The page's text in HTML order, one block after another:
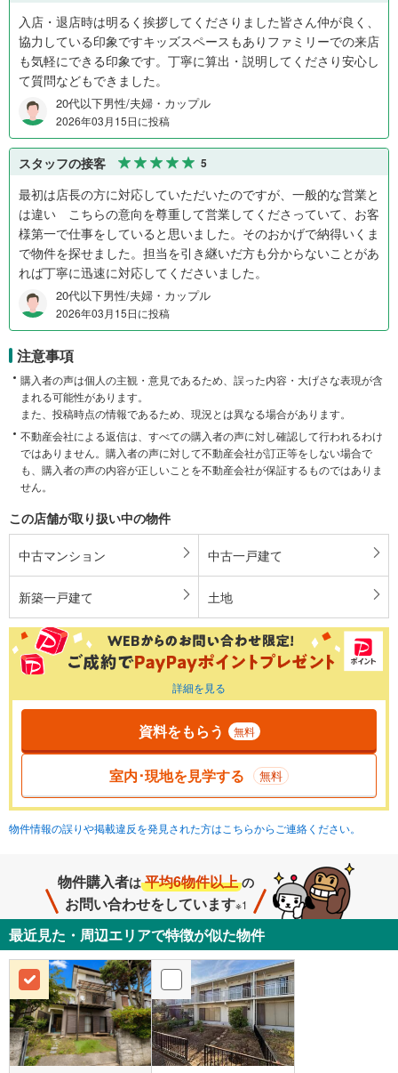
入店・退店時は明るく挨拶してくださりました皆さん仲が良く、
協力している印象ですキッズスペースもありファミリーでの来店
も気軽にできる印象です。丁寧に算出・説明してくださり安心し
て質問などもできました。
20代以下男性/夫婦・カップル
2026年03月15日に投稿
スタッフの接客 5
最初は店長の方に対応していただいたのですが、一般的な営業と
は違い こちらの意向を尊重して営業してくださっていて、お客
様第一で仕事をしていると思いました。そのおかげで納得いくま
で物件を探せました。担当を引き継いだ方も分からないことがあ
れば丁寧に迅速に対応してくださいました。
20代以下男性/夫婦・カップル
2026年03月15日に投稿
注意事項
購入者の声は個人の主観・意見であるため、誤った内容・大げさな表現が含
まれる可能性があります。
また、投稿時点の情報であるため、現況とは異なる場合があります。
不動産会社による返信は、すべての購入者の声に対し確認して行われるわけ
ではありません。購入者の声に対して不動産会社が訂正等をしない場合で
も、購入者の声の内容が正しいことを不動産会社が保証するものではありま
せん。
この店舗が取り扱い中の物件
中古マンション 中古一戸建て
新築一戸建て 土地
詳細を見る
資料をもらう 無料
室内･現地を見学する 無料
物件情報の誤りや掲載違反を発見された方はこちらからご連絡ください。
物件購入者は 平均6物件以上 の
お問い合わせをしています※1
最近見た・周辺エリアで特徴が似た物件